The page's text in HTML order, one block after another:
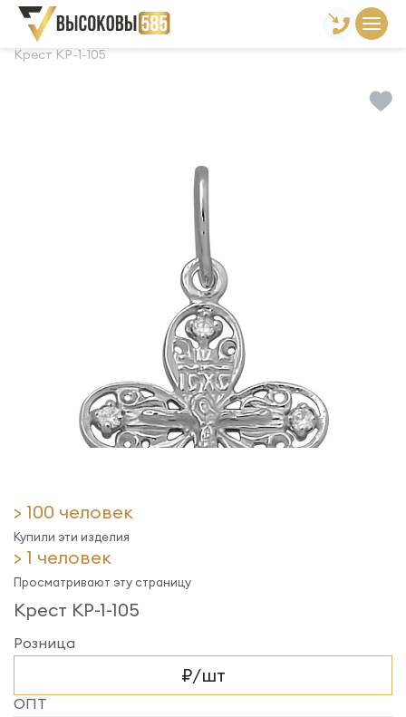
Главная Склад готовой продукции
Крест КР-1-105
> 100 человек
Купили эти изделия
> 1 человек
Просматривают эту страницу
Крест КР-1-105
Розница
₽/шт
ОПТ